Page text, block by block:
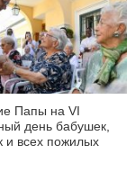
Папы на VI
день бабушек,
и всех пожилых